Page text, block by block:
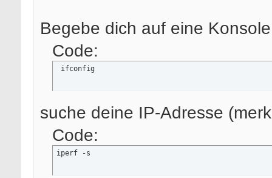
Begebe dich auf eine
Code:
ifconfig
suche deine IP-Adresse
Code:
iperf -s